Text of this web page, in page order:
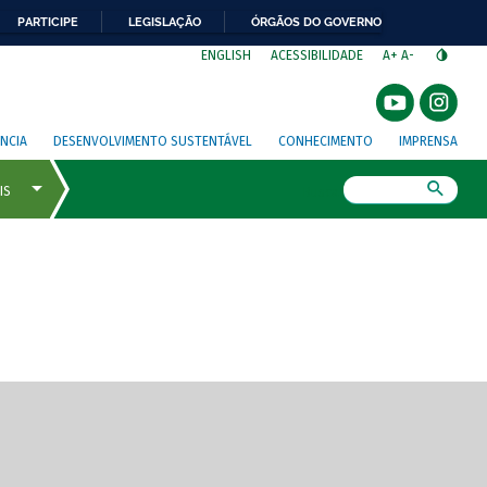
PARTICIPE LEGISLAÇÃO ÓRGÃOS DO GOVERNO
ENGLISH ACESSIBILIDADE A+ A-
DESENVOLVIMENTO SUSTENTÁVEL CONHECIMENTO IMPRENSA
de tela